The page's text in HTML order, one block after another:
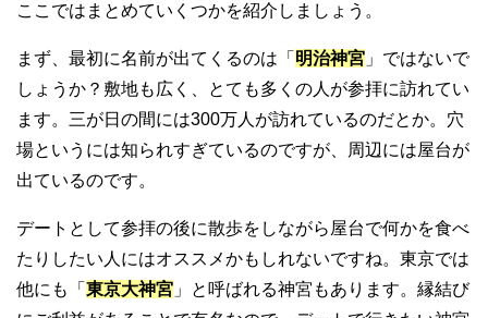
ここではまとめていくつかを紹介しましょう。
まず、最初に名前が出てくるのは「 明治神宮 」ではないで
しょうか？敷地も広く、とても多くの人が参拝に訪れてい
ます。三が日の間には300万人が訪れているのだとか。穴
場というには知られすぎているのですが、周辺には屋台が
出ているのです。
デートとして参拝の後に散歩をしながら屋台で何かを食べ
たりしたい人にはオススメかもしれないですね。東京では
他にも「 東京大神宮 」と呼ばれる神宮もあります。縁結び